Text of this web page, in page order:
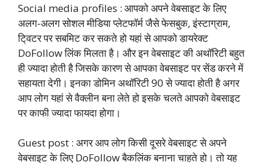
Social media profiles : आपको अपने वेबसाइट के लिए
अलग-अलग सोशल मीडिया प्लेटफॉर्म जैसे फेसबुक, इंस्टाग्राम,
टि्वटर पर सबमिट कर सकते हो यहां से आपको डायरेक्ट
DoFollow लिंक मिलता है। और इन वेबसाइट की अथॉरिटी बहुत
ही ज्यादा होती है जिसके कारण से आपका वेबसाइट पर सेंड करने में
सहायता देगी। इनका डोमिन अथॉरिटी 90 से ज्यादा होती है अगर
आप लोग यहां से वैक्लीन बना लेते हो इसके चलते आपको वेबसाइट
पर काफी ज्यादा फायदा होगा।
Guest post : अगर आप लोग किसी दूसरे वेबसाइट से अपने
वेबसाइट के लिए DoFollow बैकलिंक बनाना चाहते हो। तो यह